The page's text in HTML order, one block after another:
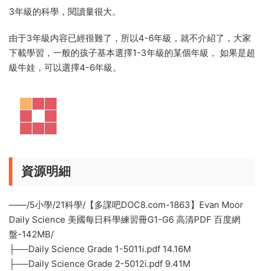
3年級的科學，閱讀量很大。
由于3年級内容已經很難了，所以4-6年級，就不介紹了，大家
下載學習，一般的孩子基本選擇1-3年級的某個年級， 如果是超
級牛娃，可以選擇4-6年級。
資源明細
——/5小學/21科學/【多課吧DOC8.com-1863】Evan Moor
Daily Science 美國每日科學練習冊G1-G6 高清PDF 百度網
盤-142MB/
├──Daily Science Grade 1-5011i.pdf 14.16M
├──Daily Science Grade 2-5012i.pdf 9.41M